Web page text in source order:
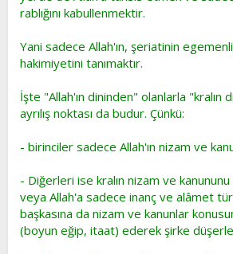
rablığını kabullenmektir.
Yani sadece Allah'ın, şeriatinin
hakimiyetini tanımaktır.
İşte "Allah'ın dininden" olanlarla "kralın
ayrılış noktası da budur. Çünkü:
- birinciler sadece Allah'ın nizam ve
- Diğerleri ise kralın nizam ve
veya Allah'a sadece inanç ve alâmet
başkasına da nizam ve kanunlar
(boyun eğip, itaat) ederek şirke